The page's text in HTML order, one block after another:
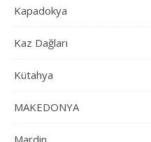
Kapadokya
Kaz Dağları
Kütahya
MAKEDONYA
Mardin